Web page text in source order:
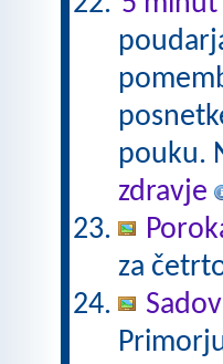
pouku.
zdravje
za